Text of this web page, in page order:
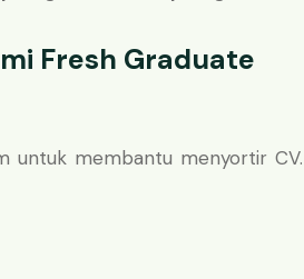
Fresh Graduate
untuk membantu menyortir CV.